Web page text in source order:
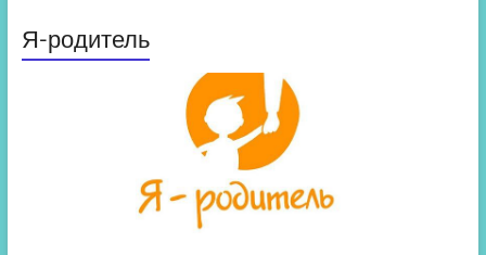
Я-родитель